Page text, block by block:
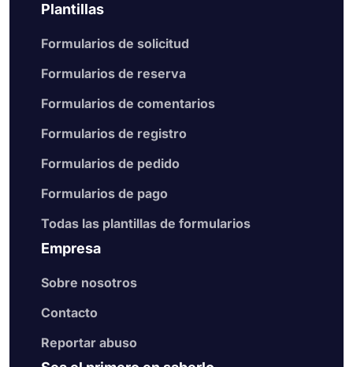
Plantillas
Formularios de solicitud
Formularios de reserva
Formularios de comentarios
Formularios de registro
Formularios de pedido
Formularios de pago
Todas las plantillas de formularios
Empresa
Sobre nosotros
Contacto
Reportar abuso